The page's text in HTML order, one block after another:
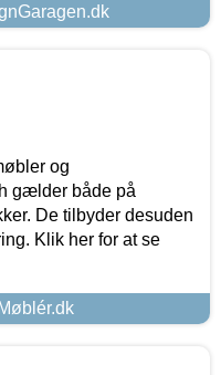
og
gælder både på
De tilbyder desuden
Klik her for at se